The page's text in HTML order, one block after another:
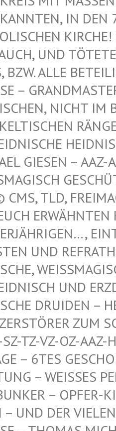
IN DEN
KIRCHE!
UND TÖTETE
ALLE
–
NICHT IM
RÄNGE
GIESEN – AAZ-
TLD,
ERWÄHNTEN
UND
UND
– HERR
ZUM
VZ-OZ-AAZ-HDZ-
GESCHOSS –
OPFER-KI,
VIELEN